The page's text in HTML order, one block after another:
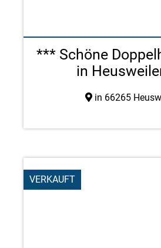
*** Schöne
in
in 66265
VERKAUFT